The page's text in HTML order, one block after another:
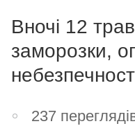
Вночі 12
заморозки,
237